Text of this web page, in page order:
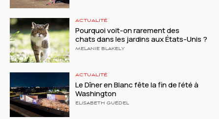
ACTUALITÉ
Pourquoi voit-on rarement des
chats dans les jardins aux États-Unis ?
MELANIE BLAKELY
ACTUALITÉ
Le Dîner en Blanc fête la fin de l’été à
Washington
ELISABETH GUÉDEL